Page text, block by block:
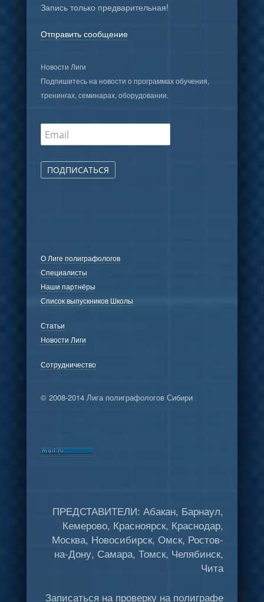
Запись только предварительная!
Отправить сообщение
Новости Лиги
Подпишитесь на новости о программах обучения,
тренингах, семинарах, оборудовании.
ПОДПИСАТЬСЯ
О Лиге полиграфологов
Специалисты
Наши партнёры
Список выпускников Школы
Статьи
Новости Лиги
Сотрудничество
© 2008-2014 Лига полиграфологов Сибири
ПРЕДСТАВИТЕЛИ: Абакан, Барнаул,
Кемерово, Красноярск, Краснодар,
Москва, Новосибирск, Омск, Ростов-
на-Дону, Самара, Томск, Челябинск,
Чита
Записаться на проверку на полиграфе